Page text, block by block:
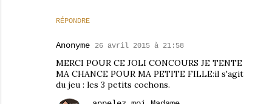
RÉPONDRE
Anonyme 26 avril 2015 à 21:58
MERCI POUR CE JOLI CONCOURS JE TENTE
MA CHANCE POUR MA PETITE FILLE:il s'agit
du jeu : les 3 petits cochons.